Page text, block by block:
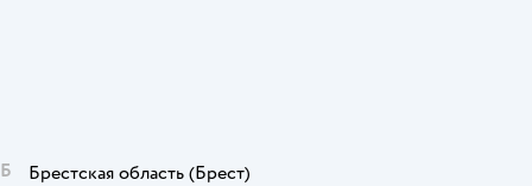
Б Брестская область (Брест)